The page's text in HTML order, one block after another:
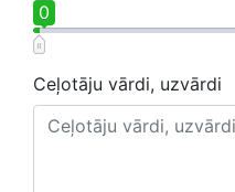
0
Ceļotāju vārdi, uzvārdi